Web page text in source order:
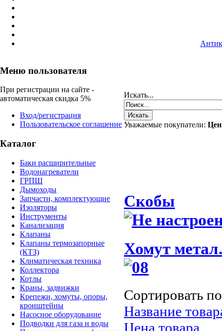
Меню пользователя
При регистрации на сайте -
автоматическая скидка 5%
Вход/регистрация
Пользовательское соглашение
Каталог
Баки расширительные
Водонагреватели
ГРПШ
Дымоходы
Запчасти, комплектующие
Изоляторы
Инструменты
Канализация
Клапаны
Клапаны термозапорные
(КТЗ)
Климатическая техника
Коллектора
Котлы
Краны, задвижки
Крепежи, хомуты, опоры,
кронштейны
Насосное оборудование
Подводки для газа и воды
Искать...
Уважаемые покупатели:
Скобы
Хомут метал.
Сортировать по
Название
Цена товара